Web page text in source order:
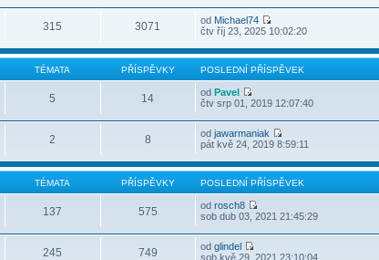
315 3071 od Michael74
čtv říj 23, 2025 10:02:20
TÉMATA PŘÍSPĚVKY POSLEDNÍ PŘÍSPĚVEK
5 14 odPavel
čtv srp 01, 2019 12:07:40
2 8 odjawarmaniak
pát kvě 24, 2019 8:59:11
TÉMATA PŘÍSPĚVKY POSLEDNÍ PŘÍSPĚVEK
137 575 odrosch8
sob dub 03, 2021 21:45:29
245 749 odglindel
sob kvě 29, 2021 23:10:04